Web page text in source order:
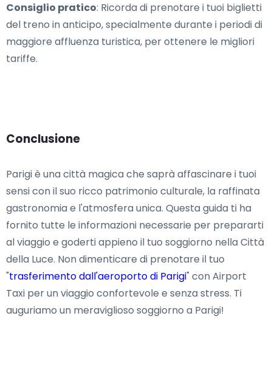
Consiglio pratico: Ricorda di prenotare i tuoi biglietti
del treno in anticipo, specialmente durante i periodi di
maggiore affluenza turistica, per ottenere le migliori
tariffe.
Conclusione
Parigi è una città magica che saprà affascinare i tuoi
sensi con il suo ricco patrimonio culturale, la raffinata
gastronomia e l'atmosfera unica. Questa guida ti ha
fornito tutte le informazioni necessarie per prepararti
al viaggio e goderti appieno il tuo soggiorno nella Città
della Luce. Non dimenticare di prenotare il tuo
"trasferimento dall'aeroporto di Parigi" con Airport
Taxi per un viaggio confortevole e senza stress. Ti
auguriamo un meraviglioso soggiorno a Parigi!